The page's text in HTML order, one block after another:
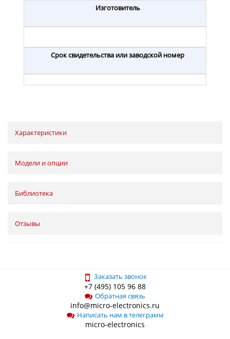
Изготовитель
Срок свидетельства или заводской номер
Характеристики
Модели и опции
Библиотека
Отзывы
Заказать звонок
+7 (495) 105 96 88
Обратная связь
info@micro-electronics.ru
Написать нам в телеграмм
micro-electronics